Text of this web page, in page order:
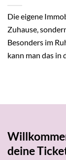
Die eigene
Zuhause,
Besonders im
kann man das in
deine